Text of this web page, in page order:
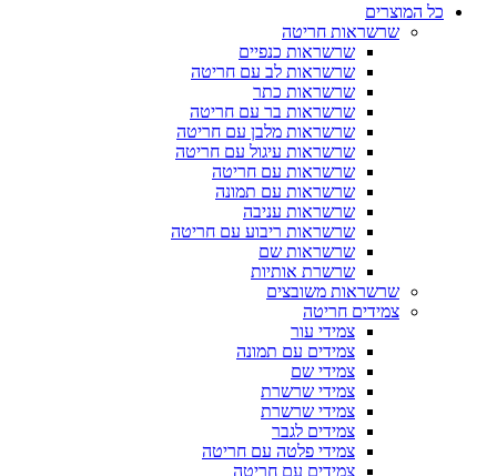
כל המוצרים
שרשראות חריטה
שרשראות כנפיים
שרשראות לב עם חריטה
שרשראות כתר
שרשראות בר עם חריטה
שרשראות מלבן עם חריטה
שרשראות עיגול עם חריטה
שרשראות עם חריטה
שרשראות עם תמונה
שרשראות עניבה
שרשראות ריבוע עם חריטה
שרשראות שם
שרשרת אותיות
שרשראות משובצים
צמידים חריטה
צמידי עור
צמידים עם תמונה
צמידי שם
צמידי שרשרת
צמידי שרשרת
צמידים לגבר
צמידי פלטה עם חריטה
צמידים עם חריטה